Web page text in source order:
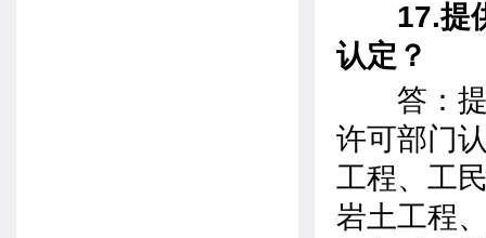
17.提供
认定？
答：提
许可部门
工程、工
岩土工程